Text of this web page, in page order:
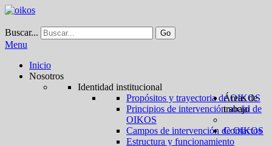
Buscar... Go
Menu
Inicio
Nosotros
Identidad institucional
Propósitos y trayectoria de OIKOS
Principios de intervención social de
OIKOS
Campos de intervención de OIKOS
Estructura y funcionamiento
Áreas de
trabajo
Contactos